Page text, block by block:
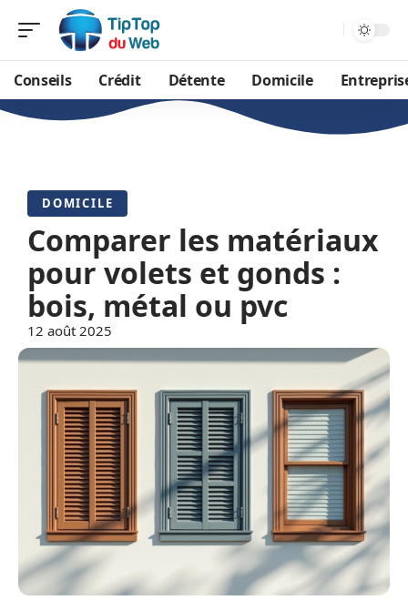
Conseils Crédit Détente Domicile
DOMICILE
Comparer les matériaux
pour volets et gonds :
bois, métal ou pvc
12 août 2025